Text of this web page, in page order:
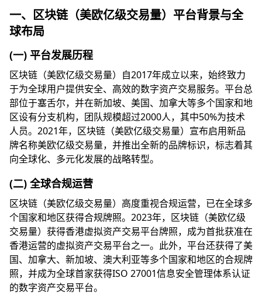
一、区块链（美欧亿级交易量）平台背景与全
球布局
(一) 平台发展历程
区块链（美欧亿级交易量）自2017年成立以来，始终致力
于为全球用户提供安全、高效的数字资产交易服务。平台总
部位于塞舌尔，并在新加坡、美国、加拿大等多个国家和地
区设有分支机构，团队规模超过2000人，其中50%为技术
人员。2021年，区块链（美欧亿级交易量）宣布启用新品
牌名称美欧亿级交易量，并推出全新的品牌标识，标志着其
向全球化、多元化发展的战略转型。
(二) 全球合规运营
区块链（美欧亿级交易量）高度重视合规运营，已在全球多
个国家和地区获得合规牌照。2023年，区块链（美欧亿级
交易量）获得香港虚拟资产交易平台牌照，成为首批获准在
香港运营的虚拟资产交易平台之一。此外，平台还获得了美
国、加拿大、新加坡、澳大利亚等多个国家和地区的合规牌
照，并成为全球首家获得ISO 27001信息安全管理体系认证
的数字资产交易平台。